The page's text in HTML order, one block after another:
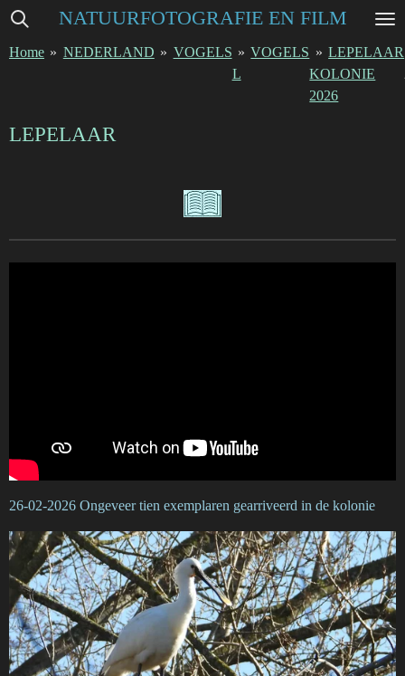
Ga
naar
NATUURFOTOGRAFIE EN FILM
Home » NEDERLAND » VOGELS » VOGELS
L
» LEPELAAR
KOLONIE
2026
LEPELAAR
26-02-2026 Ongeveer tien exemplaren gearriveerd in de kolonie